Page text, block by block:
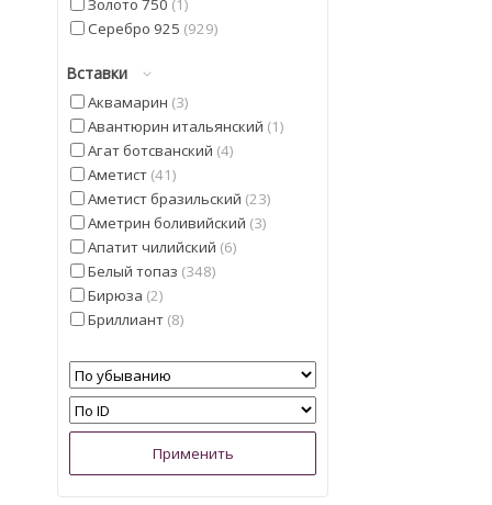
Золото 750 1
Серебро 925 929
Вставки
Аквамарин 3
Авантюрин итальянский 1
Агат ботсванский 4
Аметист 41
Аметист бразильский 23
Аметрин боливийский 3
Апатит чилийский 6
Белый топаз 348
Бирюза 2
Бриллиант 8
Гранат мозамбицкий 12
Диаспор 30
Диопсид Альберта
4